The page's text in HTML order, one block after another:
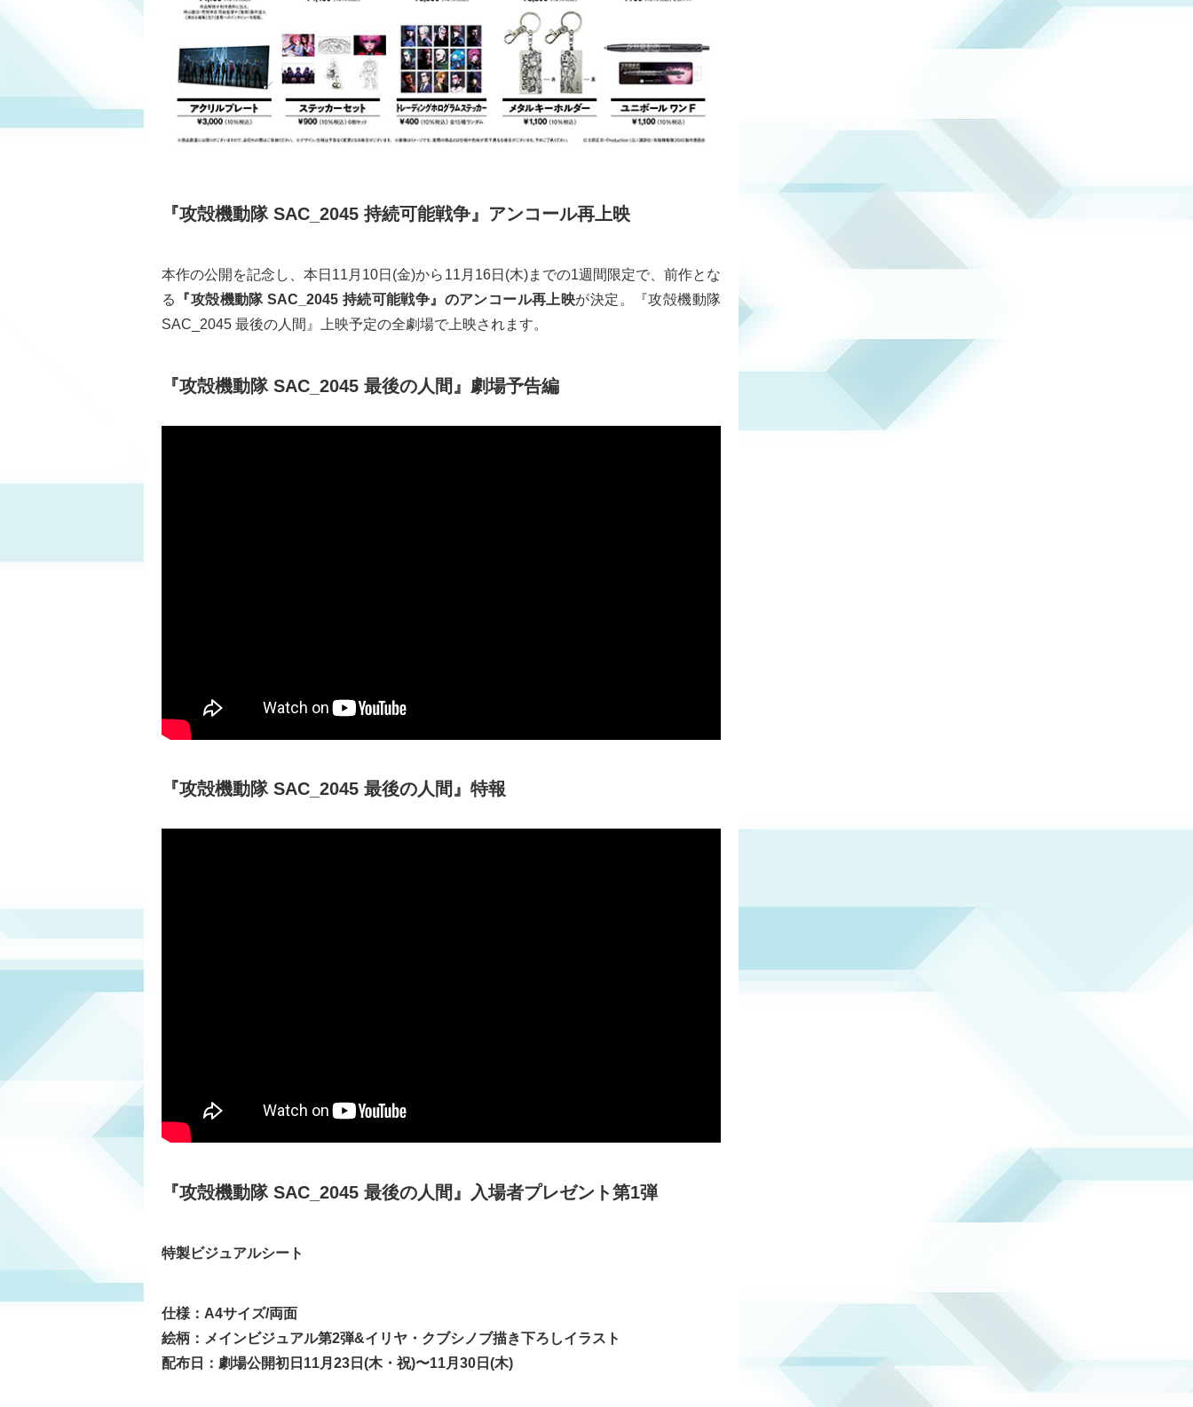
『攻殻機動隊 SAC_2045 持続可能戦争』アンコール再上映
本作の公開を記念し、本日11月10日(金)から11月16日(木)までの1週間限定で、前作とな
る
『攻殻機動隊 SAC_2045 持続可能戦争』のアンコール再上映が決定。『攻殻機動隊
SAC_2045 最後の人間』上映予定の全劇場で上映されます。
『攻殻機動隊 SAC_2045 最後の人間』劇場予告編
『攻殻機動隊 SAC_2045 最後の人間』特報
『攻殻機動隊 SAC_2045 最後の人間』入場者プレゼント第1弾
特製ビジュアルシート
仕様：A4サイズ/両面
絵柄：メインビジュアル第2弾&イリヤ・クブシノブ描き下ろしイラスト
配布日：劇場公開初日11月23日(木・祝)〜11月30日(木)